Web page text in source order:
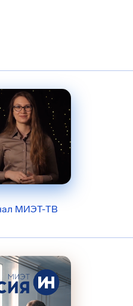
МИЭТ-ТВ